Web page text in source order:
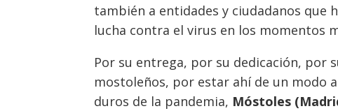
también a entidades y ciudadanos que
lucha contra el virus en los momentos
Por su entrega, por su dedicación, por
mostoleños, por estar ahí de un modo
duros de la pandemia, Móstoles